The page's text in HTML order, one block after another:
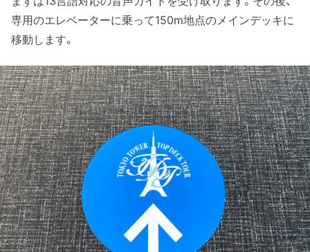
専用のエレベーターに乗って150m地点のメインデッキに
移動します。